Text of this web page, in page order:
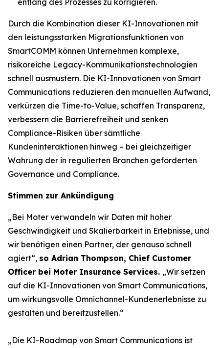
Durch die Kombination dieser KI-Innovationen mit
den leistungsstarken Migrationsfunktionen von
SmartCOMM können Unternehmen komplexe,
risikoreiche Legacy-Kommunikationstechnologien
schnell ausmustern. Die KI-Innovationen von Smart
Communications reduzieren den manuellen Aufwand,
verkürzen die Time-to-Value, schaffen Transparenz,
verbessern die Barrierefreiheit und senken
Compliance-Risiken über sämtliche
Kundeninteraktionen hinweg – bei gleichzeitiger
Wahrung der in regulierten Branchen geforderten
Governance und Compliance.
Stimmen zur Ankündigung
„Bei Moter verwandeln wir Daten mit hoher
Geschwindigkeit und Skalierbarkeit in Erlebnisse, und
wir benötigen einen Partner, der genauso schnell
agiert“, so Adrian Thompson, Chief Customer
Officer bei Moter Insurance Services. „Wir setzen
auf die KI-Innovationen von Smart Communications,
um wirkungsvolle Omnichannel-Kundenerlebnisse zu
gestalten und bereitzustellen.“
„Die KI-Roadmap von Smart Communications ist